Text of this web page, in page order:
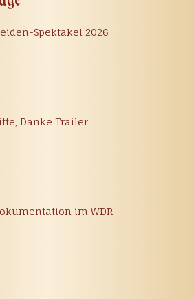
Spektakel 2026
Danke Trailer
im WDR